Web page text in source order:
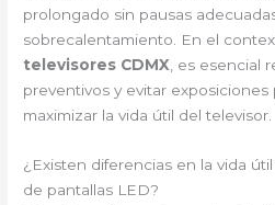
prolongado sin pausas
sobrecalentamiento. En el
televisores CDMX, es esencial
preventivos y evitar exposiciones
maximizar la vida útil del televisor.
¿Existen diferencias en la vida
de pantallas LED?